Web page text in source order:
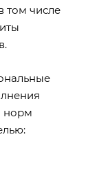
том числе
норм